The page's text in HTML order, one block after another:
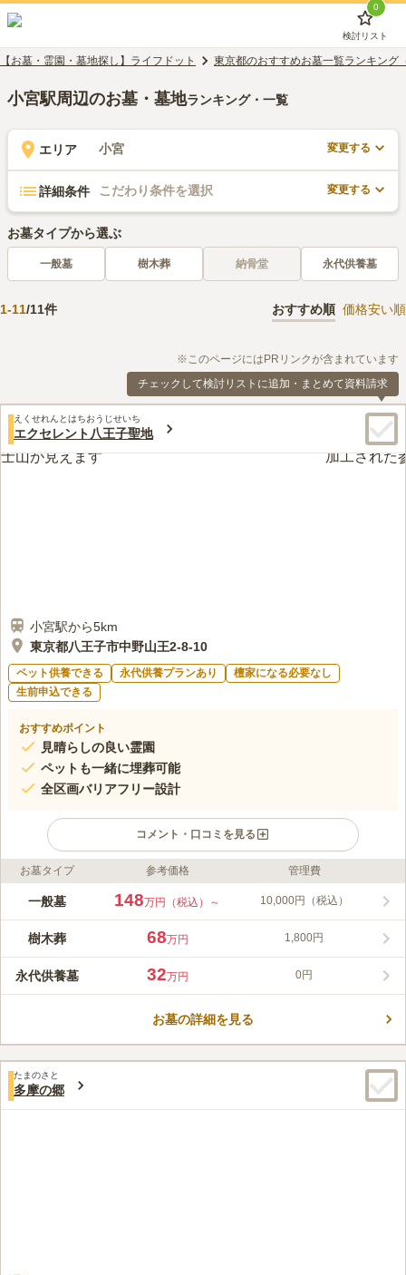
0
検討リスト
【お墓・霊園・墓地探し】ライフドット 東京都のおすすめお墓一覧ランキング
小宮駅周辺のお墓・墓地ランキング・一覧
エリア 小宮 変更する
詳細条件 こだわり条件を選択 変更する
お墓タイプから選ぶ
一般墓 樹木葬 納骨堂 永代供養墓
1-11/11件 おすすめ順 価格安い順
※このページにはPRリンクが含まれています
チェックして検討リストに追加・まとめて資料請求
えくせれんとはちおうじせいち
エクセレント八王子聖地
小宮駅から5km
東京都八王子市中野山王2-8-10
ペット供養できる 永代供養プランあり
檀家になる必要なし
生前申込できる
おすすめポイント
見晴らしの良い霊園
ペットも一緒に埋葬可能
全区画バリアフリー設計
コメント・口コミを見る
ライフドット編集部のコメント
緑に囲まれた高台に位置し、全域が南斜面で、陽当たり良好で
守られ安らかに眠ることができるでしょう。全体的に新しく管理
も行き届いているので、どこを取っても明るく清潔です。お花や
「京王八王子駅」からバスでのアクセスが便利です。
八王子駅のショッピングセンターで花やお線香等購入出来る。霊
園でも少しは売ってる。食事は霊園から5分位のところにファミレス等が少
しあるけれど、八王子駅まで戻っればいくらでもあります。
お墓タイプ 参考価格 管理費
一般墓 148万円（税込）～ 10,000円（税込）
樹木葬 68万円 1,800円
永代供養墓 32万円 0円
お墓の詳細を見る
たまのさと
多摩の郷